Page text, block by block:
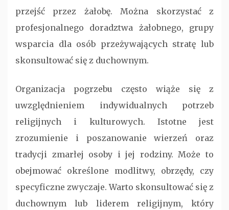
przejść przez żałobę. Można skorzystać z
profesjonalnego doradztwa żałobnego, grupy
wsparcia dla osób przeżywających stratę lub
skonsultować się z duchownym.
Organizacja pogrzebu często wiąże się z
uwzględnieniem indywidualnych potrzeb
religijnych i kulturowych. Istotne jest
zrozumienie i poszanowanie wierzeń oraz
tradycji zmarłej osoby i jej rodziny. Może to
obejmować określone modlitwy, obrzędy, czy
specyficzne zwyczaje. Warto skonsultować się z
duchownym lub liderem religijnym, który